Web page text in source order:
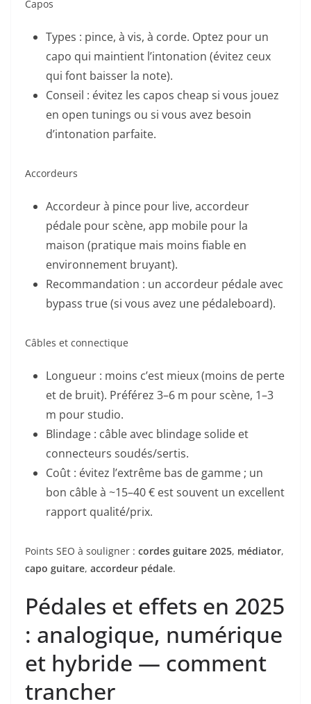
Capos
Types : pince, à vis, à corde. Optez pour un
capo qui maintient l’intonation (évitez ceux
qui font baisser la note).
Conseil : évitez les capos cheap si vous jouez
en open tunings ou si vous avez besoin
d’intonation parfaite.
Accordeurs
Accordeur à pince pour live, accordeur
pédale pour scène, app mobile pour la
maison (pratique mais moins fiable en
environnement bruyant).
Recommandation : un accordeur pédale avec
bypass true (si vous avez une pédaleboard).
Câbles et connectique
Longueur : moins c’est mieux (moins de perte
et de bruit). Préférez 3–6 m pour scène, 1–3
m pour studio.
Blindage : câble avec blindage solide et
connecteurs soudés/sertis.
Coût : évitez l’extrême bas de gamme ; un
bon câble à ~15–40 € est souvent un excellent
rapport qualité/prix.
Points SEO à souligner : cordes guitare 2025, médiator,
capo guitare, accordeur pédale.
Pédales et effets en 2025
: analogique, numérique
et hybride — comment
trancher